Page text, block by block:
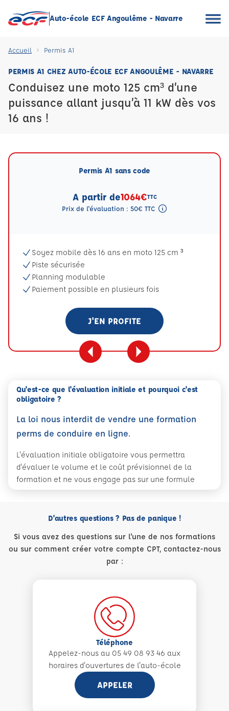
Auto-école ECF Angoulême - Navarre
Accueil Permis A1
PERMIS A1 CHEZ AUTO-ÉCOLE ECF ANGOULÊME - NAVARRE
Conduisez une moto 125 cm³ d’une
puissance allant jusqu’à 11 kW dès vos
16 ans !
Permis A1 sans code
A partir de1064€TTC
Prix de l'évaluation : 50€ TTC
Soyez mobile dès 16 ans en moto 125 cm ³
Piste sécurisée
Planning modulable
Paiement possible en plusieurs fois
J'EN PROFITE
Qu'est-ce que l'évaluation initiale et pourquoi c'est
obligatoire ?
La loi nous interdit de vendre une formation
perms de conduire en ligne.
L'évaluation initiale obligatoire vous permettra
d'évaluer le volume et le coût prévisionnel de la
formation et ne vous engage pas sur une formule
D'autres questions ? Pas de panique !
Si vous avez des questions sur l'une de nos formations
ou sur comment créer votre compte CPT, contactez-nous
par :
Téléphone
Appelez-nous au 05 49 08 93 46 aux
horaires d'ouvertures de l'auto-école
APPELER